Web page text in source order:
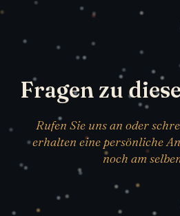
Fragen zu
Rufen Sie uns an oder
erhalten eine persönliche
noch am